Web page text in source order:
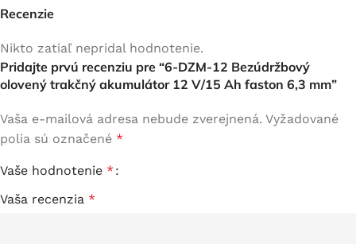
Recenzie
Nikto zatiaľ nepridal hodnotenie.
Pridajte prvú recenziu pre “6-DZM-12 Bezúdržbový
olovený trakčný akumulátor 12 V/15 Ah faston 6,3 mm”
Vaša e-mailová adresa nebude zverejnená. Vyžadované
polia sú označené *
Vaše hodnotenie *
Vaša recenzia *